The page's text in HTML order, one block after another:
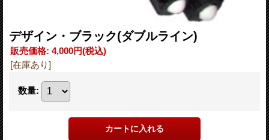
デザイン・ブラック(ダブルライン)
販売価格: 4,000円(税込)
[在庫あり]
数量: